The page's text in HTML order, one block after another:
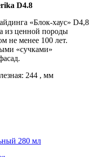
D4.8
«Блок-хаус» D4,8
из ценной породы
не менее 100 лет.
«сучками»
244 , мм
280 мл